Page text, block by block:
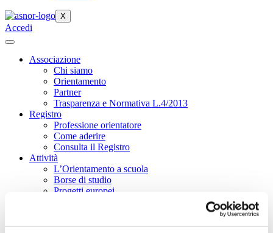
X
Accedi
Associazione
Chi siamo
Orientamento
Partner
Trasparenza e Normativa L.4/2013
Registro
Professione orientatore
Come aderire
Consulta il Registro
Attività
L’Orientamento a scuola
Borse di studio
Progetti europei
Dipartimento di Accompagnamento alla Professione